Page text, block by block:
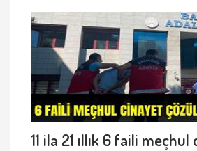
11 ila 21 ıllık 6 faili